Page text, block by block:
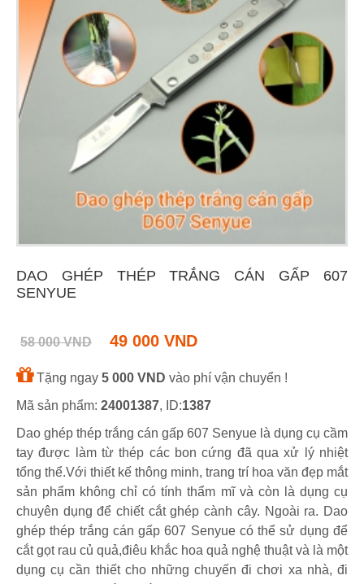
DAO GHÉP THÉP TRẮNG CÁN GẤP 607
SENYUE
58 000 VND 49 000 VND
Tặng ngay 5 000 VND vào phí vận chuyển !
Mã sản phẩm: 24001387, ID:1387
Dao ghép thép trắng cán gấp 607 Senyue là dụng cụ cầm
tay được làm từ thép các bon cứng đã qua xử lý nhiệt
tổng thể.Với thiết kế thông minh, trang trí hoa văn đẹp mắt
sản phẩm không chỉ có tính thẩm mĩ và còn là dụng cụ
chuyên dụng để chiết cắt ghép cành cây. Ngoài ra. Dao
ghép thép trắng cán gấp 607 Senyue có thể sử dụng để
cắt gọt rau củ quả,điêu khắc hoa quả nghệ thuật và là một
dụng cụ cần thiết cho những chuyến đi chơi xa nhà, đi